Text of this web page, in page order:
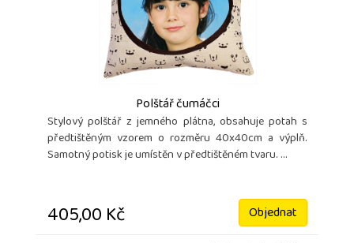
Polštář čumáčci
Stylový polštář z jemného plátna, obsahuje potah s
předtištěným vzorem o rozměru 40x40cm a výplň.
Samotný potisk je umístěn v předtištěném tvaru. ...
405,00 Kč Objednat